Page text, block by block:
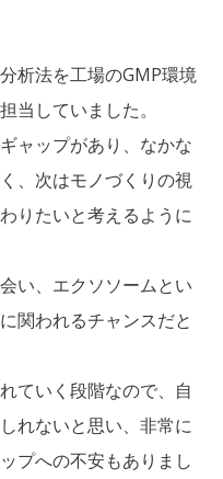
析法を工場のGMP環境
当していました。
ャップがあり、なかな
、次はモノづくりの視
りたいと考えるように
い、エクソソームとい
関われるチャンスだと
ていく段階なので、自
れないと思い、非常に
プへの不安もありまし